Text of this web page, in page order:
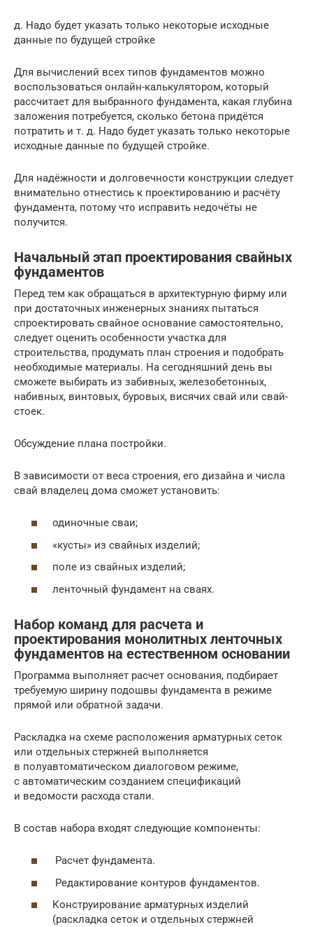
д. Надо будет указать только некоторые исходные
данные по будущей стройке
Для вычислений всех типов фундаментов можно
воспользоваться онлайн-калькулятором, который
рассчитает для выбранного фундамента, какая глубина
заложения потребуется, сколько бетона придётся
потратить и т. д. Надо будет указать только некоторые
исходные данные по будущей стройке.
Для надёжности и долговечности конструкции следует
внимательно отнестись к проектированию и расчёту
фундамента, потому что исправить недочёты не
получится.
Начальный этап проектирования свайных
фундаментов
Перед тем как обращаться в архитектурную фирму или
при достаточных инженерных знаниях пытаться
спроектировать свайное основание самостоятельно,
следует оценить особенности участка для
строительства, продумать план строения и подобрать
необходимые материалы. На сегодняшний день вы
сможете выбирать из забивных, железобетонных,
набивных, винтовых, буровых, висячих свай или свай-
стоек.
Обсуждение плана постройки.
В зависимости от веса строения, его дизайна и числа
свай владелец дома сможет установить:
одиночные сваи;
«кусты» из свайных изделий;
поле из свайных изделий;
ленточный фундамент на сваях.
Набор команд для расчета и
проектирования монолитных ленточных
фундаментов на естественном основании
Программа выполняет расчет основания, подбирает
требуемую ширину подошвы фундамента в режиме
прямой или обратной задачи.
Раскладка на схеме расположения арматурных сеток
или отдельных стержней выполняется
в полуавтоматическом диалоговом режиме,
с автоматическим созданием спецификаций
и ведомости расхода стали.
В состав набора входят следующие компоненты:
Расчет фундамента.
Редактирование контуров фундаментов.
Конструирование арматурных изделий
(раскладка сеток и отдельных стержней